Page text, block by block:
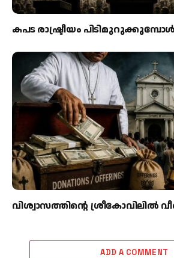
കപട രാഷ്ട്രീയം പിടിമുറുക്കുമ്പോള്‍
വിശ്വാസത്തിന്റെ
ADD A COMMENT